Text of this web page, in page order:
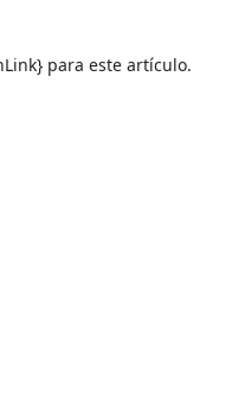
para este artículo.